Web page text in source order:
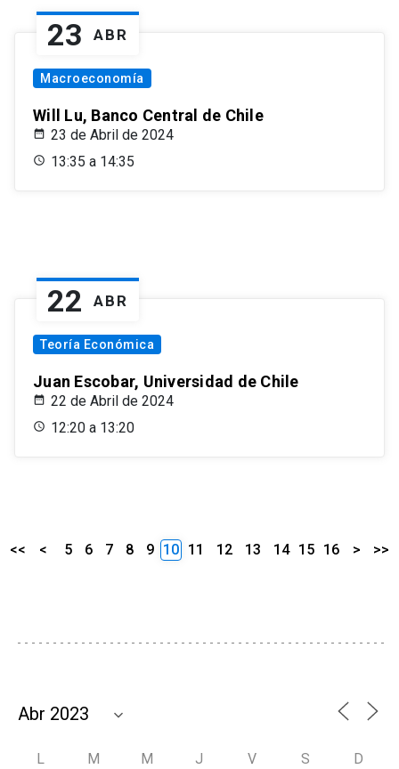
23 ABR
Macroeconomía
Will Lu, Banco Central de Chile
23 de Abril de 2024
13:35 a 14:35
22 ABR
Teoría Económica
Juan Escobar, Universidad de Chile
22 de Abril de 2024
12:20 a 13:20
<< < 5 6 7 8 9 10 11 12 13 14 15 16 > >>
L M M J V S D